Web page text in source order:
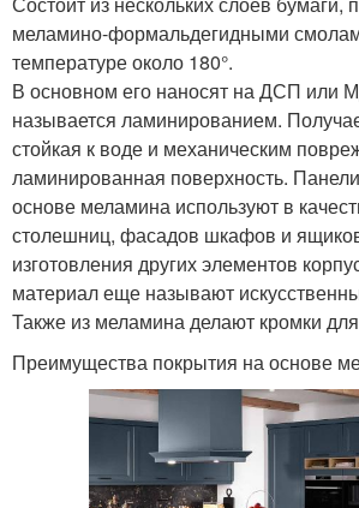
меламино-формальдегидными
температуре около 180°.
В основном его наносят на ДСП или
называется ламинированием.
стойкая к воде и механическим
ламинированная поверхность.
основе меламина используют в
столешниц, фасадов шкафов и
изготовления других элементов
материал еще называют
Также из меламина делают кромки
Преимущества покрытия на основе